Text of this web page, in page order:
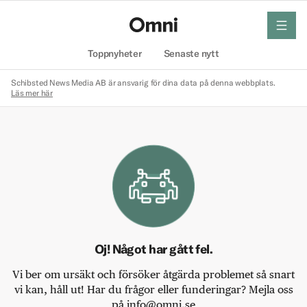
Toppnyheter Senaste nytt
meny
Schibsted News Media AB är ansvarig för dina data på denna webbplats.
Läs mer här
Oj! Något har gått fel.
Vi ber om ursäkt och försöker åtgärda problemet så snart
vi kan, håll ut! Har du frågor eller funderingar? Mejla oss